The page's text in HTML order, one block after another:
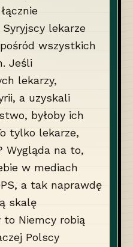
lekarze
wszystkich
Jeśli
lekarzy,
a uzyskali
byłoby ich
tylko lekarze,
Wygląda na to,
w mediach
a tak naprawdę
skalę
to Niemcy robią
Polscy